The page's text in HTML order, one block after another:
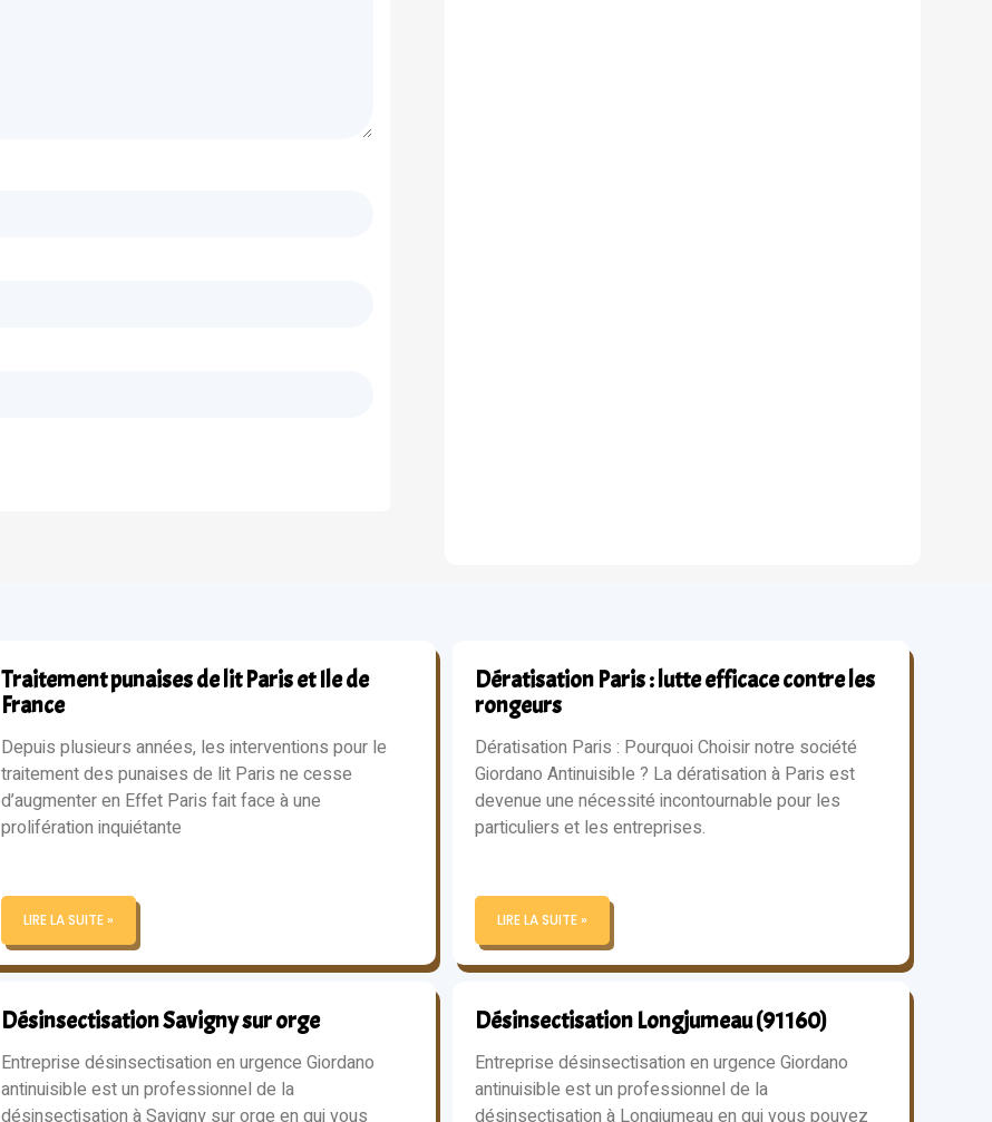
Traitement punaises de lit Paris et Ile de
France
Depuis plusieurs années, les interventions pour le
traitement des punaises de lit Paris ne cesse
d’augmenter en Effet Paris fait face à une
prolifération inquiétante
LIRE LA SUITE »
Dératisation Paris : lutte efficace contre les
rongeurs
Dératisation Paris : Pourquoi Choisir notre société
Giordano Antinuisible ? La dératisation à Paris est
devenue une nécessité incontournable pour les
particuliers et les entreprises.
LIRE LA SUITE »
Désinsectisation Savigny sur orge
Entreprise désinsectisation en urgence Giordano
antinuisible est un professionnel de la
Désinsectisation Longjumeau (91160)
Entreprise désinsectisation en urgence Giordano
antinuisible est un professionnel de la